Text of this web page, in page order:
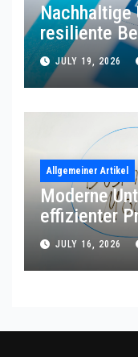
Nachhaltige
resiliente
JULY 19, 2026
Allgemeiner Artikel
Moderne
effizienter
JULY 16, 2026